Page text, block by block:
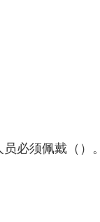
必须佩戴（）。